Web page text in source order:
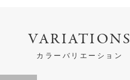
VARIATIONS
カラーバリエーション